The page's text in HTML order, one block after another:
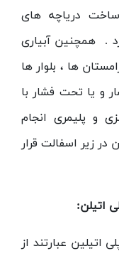
دریاچه های
. همچنین آبیاری
ها ، بلوار ها
و یا تحت فشار با
و پلیمری انجام
در زیر اسفالت قرار
اتیلن:
اتیلین عبارتند از